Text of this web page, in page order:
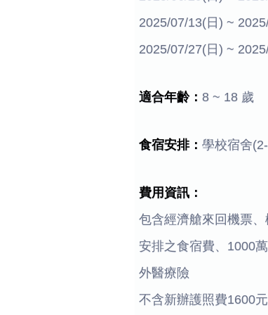
2025/07/13(日) ~
2025/07/27(日) ~
適合年齡：8 ~ 18 歲
食宿安排：學校宿舍
費用資訊：
包含經濟艙來回機票
安排之食宿費、1000
外醫療險
不含新辦護照費1600